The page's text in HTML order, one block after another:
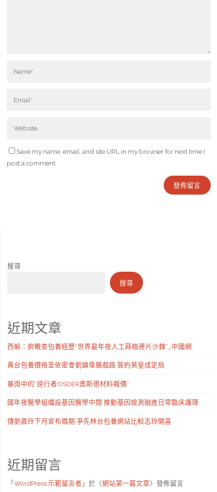
Save my name, email, and site URL in my browser for next time I
post a comment.
搜尋
搜尋
近期文章
西躲：俯瞰查包養經歷“世界最年夜人工蒔植連片沙棘”_中國網
黃台包養價格圣依密會劉鎮偉展戲路 簽約英皇成定局
暴雨中的“逆行者OSDER奧斯德材料報價”
國年夜醫學組織設基因醫學中間 推動基因檢測融進日常臨床護理
傳劉嘉玲下月宣布婚期 爭先林台包養網站比較志玲開喜
近期留言
「 WordPress 示範留言者 」於〈網站第一篇文章〉發佈留言